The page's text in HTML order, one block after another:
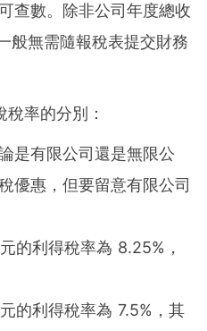
查數。除非公司年度總收
般無需隨報稅表提交財務
率的分別：
是有限公司還是無限公
優惠，但要留意有限公司
的利得稅率為 8.25%，
的利得稅率為 7.5%，其